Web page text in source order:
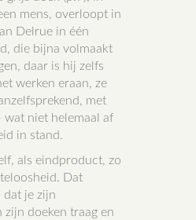
mens, overloopt in
Delrue in één
die bijna volmaakt
daar is hij zelfs
werken eraan, ze
met
wat niet helemaal af
in stand.
als eindproduct, zo
Dat
dat je zijn
doeken traag en